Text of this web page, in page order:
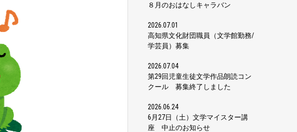
８月のおはなしキャラバン
2026.07.01
高知県文化財団職員（文学館勤務/
学芸員）募集
2026.07.04
第29回児童生徒文学作品朗読コン
クール 募集終了しました
2026.06.24
6月27日（土）文学マイスター講
座 中止のお知らせ